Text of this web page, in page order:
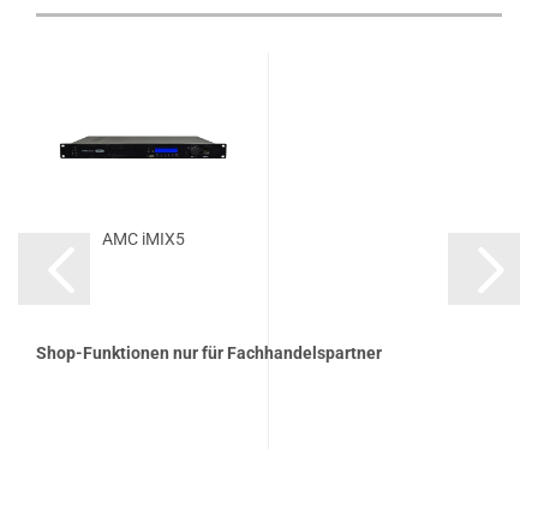
AMC iMIX5
Shop-Funktionen nur für Fachhandelspartner